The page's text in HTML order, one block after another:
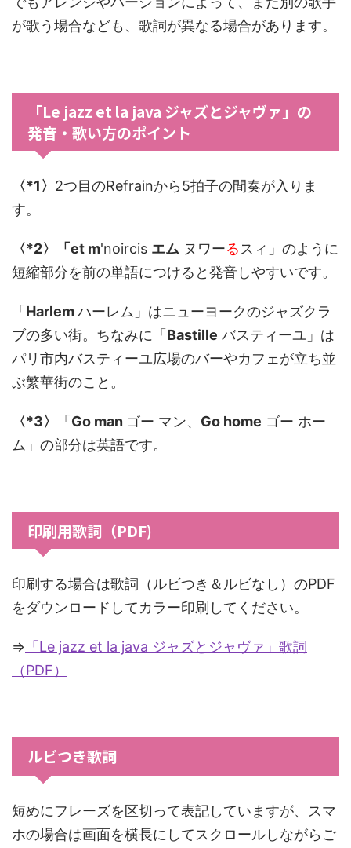
が歌う場合なども、歌詞が異なる場合があります。
「Le jazz et la java ジャズとジャヴァ」の
発音・歌い方のポイント
〈*1〉 2つ目のRefrainから5拍子の間奏が入りま
す。
〈*2〉「et m'noircis エム ヌワーる スィ」のように
短縮部分を前の単語につけると発音しやすいです。
「Harlemハーレム」はニューヨークのジャズクラ
ブの多い街。ちなみに「Bastille バスティーユ」は
パリ市内バスティーユ広場のバーやカフェが立ち並
ぶ繁華街のこと。
〈*3〉 「Go man ゴー マン、 Go home ゴー ホー
ム」の部分は英語です。
印刷用歌詞（PDF)
印刷する場合は歌詞（ルビつき＆ルビなし）のPDF
をダウンロードしてカラー印刷してください。
⇒ 「Le jazz et la java ジャズとジャヴァ」歌詞
（PDF）
ルビつき歌詞
短めにフレーズを区切って表記していますが、スマ
ホの場合は画面を横長にしてスクロールしながらご